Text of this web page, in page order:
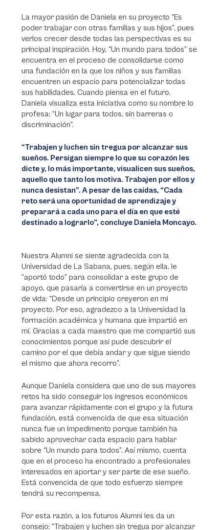
La mayor pasión de Daniela en su proyecto “Es
poder trabajar con otras familias y sus hijos”, pues
verlos crecer desde todas las perspectivas es su
principal inspiración. Hoy, “Un mundo para todos” se
encuentra en el proceso de consolidarse como
una fundación en la que los niños y sus familias
encuentren un espacio para potencializar todas
sus habilidades. Cuando piensa en el futuro,
Daniela visualiza esta iniciativa como su nombre lo
profesa: “Un lugar para todos, sin barreras o
discriminación”.
“Trabajen y luchen sin tregua por alcanzar sus
sueños. Persigan siempre lo que su corazón les
dicte y, lo más importante, visualicen sus sueños,
aquello que tanto los motiva. Trabajen por ellos y
nunca desistan”. A pesar de las caídas, “Cada
reto será una oportunidad de aprendizaje y
preparará a cada uno para el día en que esté
destinado a lograrlo”, concluye Daniela Moncayo.
Nuestra Alumni se siente agradecida con la
Universidad de La Sabana, pues, según ella, le
“aportó todo” para consolidar a este grupo de
apoyo, que pasaría a convertirse en un proyecto
de vida: “Desde un principio creyeron en mi
proyecto. Por eso, agradezco a la Universidad la
formación académica y humana que impartió en
mí. Gracias a cada maestro que me compartió sus
conocimientos porque así pude descubrir el
camino por el que debía andar y que sigue siendo
el mismo que ahora recorro”.
Aunque Daniela considera que uno de sus mayores
retos ha sido conseguir los ingresos económicos
para avanzar rápidamente con el grupo y la futura
fundación, está convencida de que esa situación
nunca fue un impedimento porque también ha
sabido aprovechar cada espacio para hablar
sobre “Un mundo para todos”. Así mismo, cuenta
que en el proceso ha encontrado a profesionales
interesados en aportar y ser parte de ese sueño.
Está convencida de que todo esfuerzo siempre
tendrá su recompensa.
Por esta razón, a los futuros Alumni les da un
consejo: “Trabajen y luchen sin tregua por alcanzar